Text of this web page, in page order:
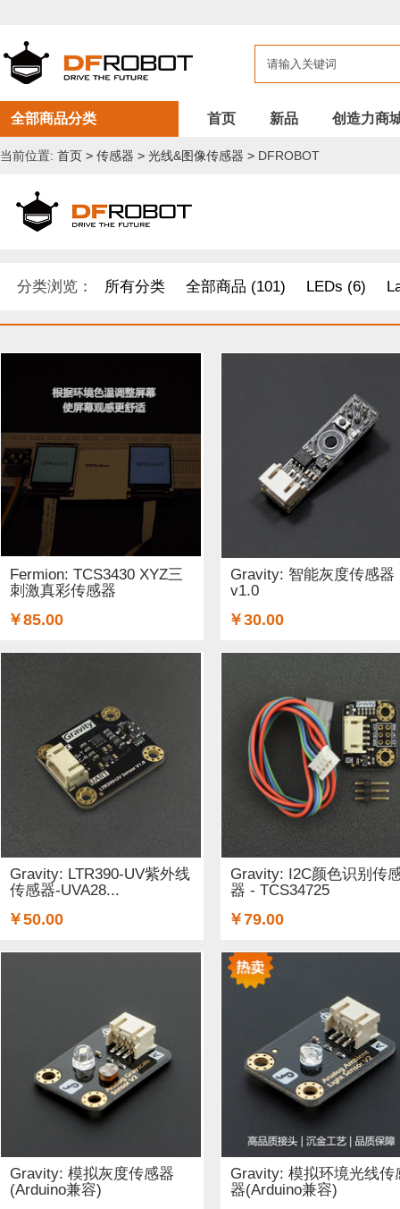
全部商品分类 首页 新品 创造力商
当前位置: 首页 > 传感器 > 光线&图像传感器 > DFROBOT
分类浏览： 所有分类 全部商品 (101) LEDs (6)
工具 (5) 电缆&电线 (1) 温湿度传感器 (37) DF纪念
结构件 (12) 液体传感器 (17)
3G/4G/5G (1) IO 扩展板 (75) Arduino 套件 (7)
电源模块 (19) 外壳&保护套 (9) 柔性传感器 (3) 电
加速度传感器 (32) LattePanda (1) 直流电机驱动器
压力传感器 (14) 其他开发板 (9) 编码器
电容 (1) 直流电机 (19) 电位计 (4) 锂电池 (2) 运
太阳能 (3) 其他电子器件 (5) 其他线材 (15)
无线电（射频） (4) GSM/GPRS/GPS (1) 开关和按钮
空气传感器 (62) 促销 (1)
光线&图像传感器 (27) 心愿单 (5) 套餐 (12) 书籍
蓝牙 (4)
STEM/创客 教育 (8) AI 人工智能 (4) 电子墨水 (2)
Fermion: TCS3430 XYZ三
刺激真彩传感器
￥85.00
Gravity: 智能灰度传感器
v1.0
￥30.00
Gravity: LTR390-UV紫外线
传感器-UVA28...
￥50.00
Gravity: I2C颜色识别传
器 - TCS34725
￥79.00
Gravity: 模拟灰度传感器
(Arduino兼容)
Gravity: 模拟环境光线传
器(Arduino兼容)